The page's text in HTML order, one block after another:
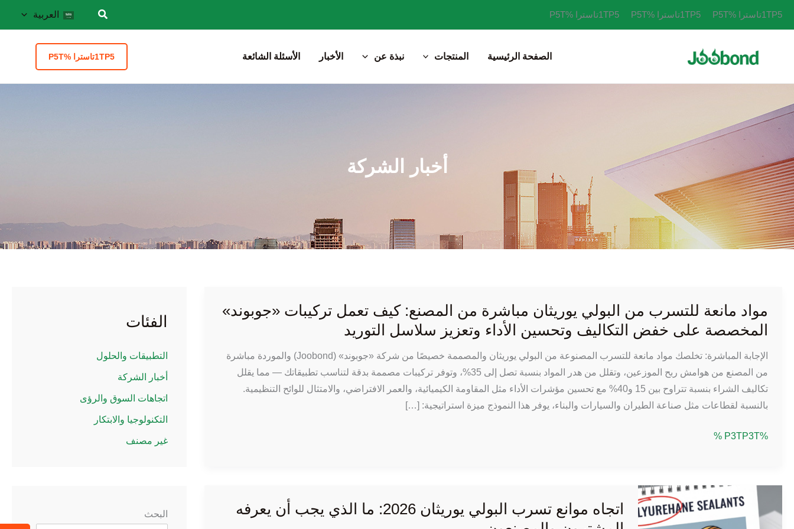
1TP5تاسترا %P5T 1TP5تاسترا %P5T 1TP5تاسترا %P5T العربية
الصفحة الرئيسية المنتجات نبذة عن الأخبار الأسئلة الشائعة 1TP5تاسترا %P5T
أخبار الشركة
مواد مانعة للتسرب من البولي يوريثان مباشرة من المصنع: كيف تعمل تركيبات «جوبوند»
المخصصة على خفض التكاليف وتحسين الأداء وتعزيز سلاسل التوريد
الإجابة المباشرة: تخلصك مواد مانعة للتسرب المصنوعة من البولي يوريثان والمصممة خصيصًا من شركة «جوبوند» (Joobond) والموردة مباشرة
من المصنع من هوامش ربح الموزعين، وتقلل من هدر المواد بنسبة تصل إلى 35%، وتوفر تركيبات مصممة بدقة لتناسب تطبيقاتك — مما يقلل
تكاليف الشراء بنسبة تتراوح بين 15 و40% مع تحسين مؤشرات الأداء مثل المقاومة الكيميائية، والعمر الافتراضي، والامتثال للوائح التنظيمية.
بالنسبة لقطاعات مثل صناعة الطيران والسيارات والبناء، يوفر هذا النموذج ميزة استراتيجية: […]
مواد
من
البولي
يوريثان
%P3TP3T %
اتجاه موانع تسرب البولي يوريثان 2026: ما الذي يجب أن يعرفه
الفئات
التطبيقات والحلول
أخبار الشركة
اتجاهات السوق والرؤى
التكنولوجيا والابتكار
غير مصنف
البحث